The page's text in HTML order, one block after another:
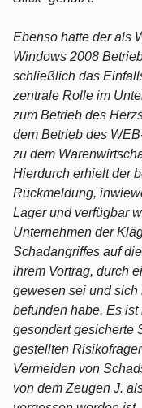
Ebenso hatte der als
Windows 2008
schließlich das
zentrale Rolle im
zum Betrieb des
dem Betrieb des
zu dem
Hierdurch erhielt der
Rückmeldung,
Lager und verfügbar
Unternehmen der
Schadangriffes auf
ihrem Vortrag, durch
gewesen sei und
befunden habe. Es
gesondert gesicherte
gestellten
Vermeiden von
von dem Zeugen J.